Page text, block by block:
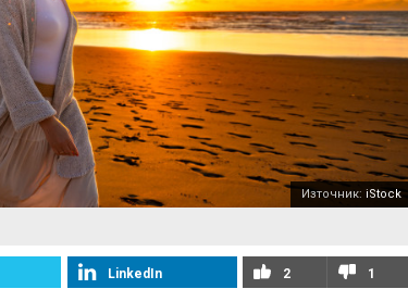
Източник: iStock
LinkedIn 2 1
Макаби Тел Авив срещу
ЦСКА, "жълтите" на
колене!
Левски преминава в
съвсем друга финансова
Смут в лагера на Арсенал